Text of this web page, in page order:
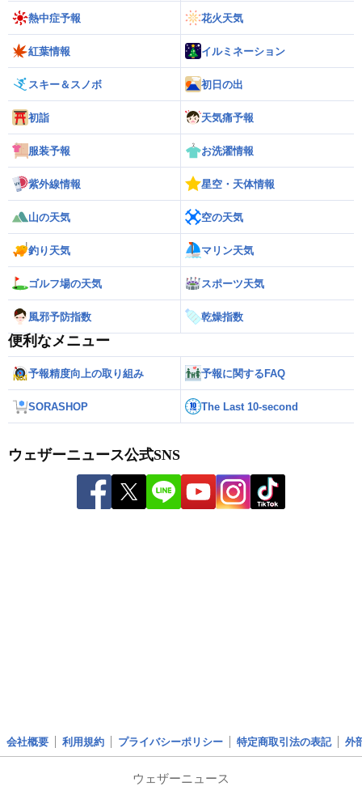
熱中症予報 花火天気
紅葉情報 イルミネーション
スキー＆スノボ 初日の出
初詣 天気痛予報
服装予報 お洗濯情報
紫外線情報 星空・天体情報
山の天気 空の天気
釣り天気 マリン天気
ゴルフ場の天気 スポーツ天気
風邪予防指数 乾燥指数
便利なメニュー
予報精度向上の取り組み 予報に関するFAQ
SORASHOP The Last 10-second
ウェザーニュース公式SNS
会社概要 利用規約 プライバシーポリシー 特定商取引法の表記 外
ウェザーニュース